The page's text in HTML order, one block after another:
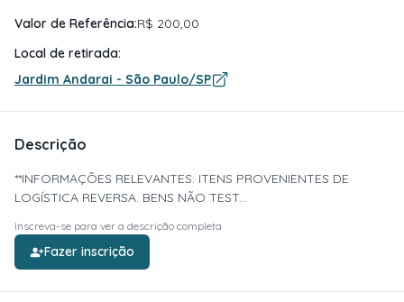
Valor de Referência:R$ 200,00
Local de retirada:
Jardim Andarai - São Paulo/SP
Descrição
**INFORMAÇÕES RELEVANTES: ITENS PROVENIENTES DE
LOGÍSTICA REVERSA. BENS NÃO TEST...
Inscreva-se para ver a descrição completa
Fazer inscrição